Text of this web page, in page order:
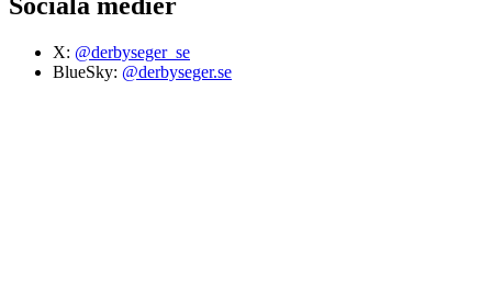
Sociala medier
X: @derbyseger_se
BlueSky: @derbyseger.se